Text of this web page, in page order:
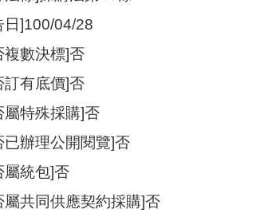
日]100/04/28
複數決標]否
訂有底價]否
屬特殊採購]否
已辦理公開閱覽]否
屬統包]否
屬共同供應契約採購]否